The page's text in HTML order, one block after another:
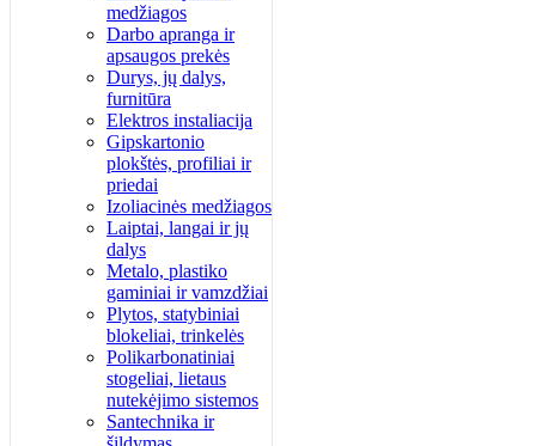
medžiagos
Darbo apranga ir
apsaugos prekės
Durys, jų dalys,
furnitūra
Elektros instaliacija
Gipskartonio
plokštės, profiliai ir
priedai
Izoliacinės medžiagos
Laiptai, langai ir jų
dalys
Metalo, plastiko
gaminiai ir vamzdžiai
Plytos, statybiniai
blokeliai, trinkelės
Polikarbonatiniai
stogeliai, lietaus
nutekėjimo sistemos
Santechnika ir